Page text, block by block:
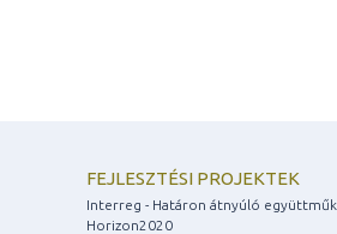
FEJLESZTÉSI PROJEKTEK
Interreg - Határon átnyúló
Horizon2020